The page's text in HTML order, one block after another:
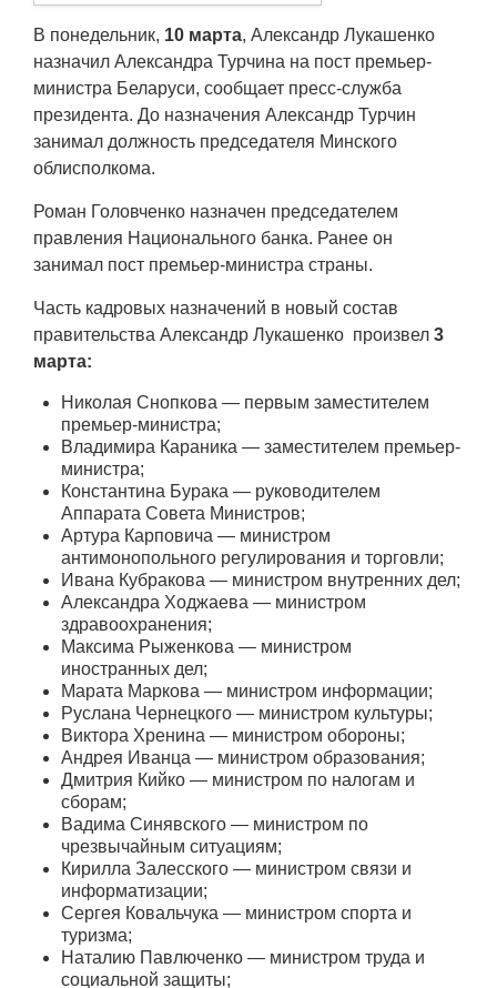
В понедельник, 10 марта, Александр Лукашенко
назначил Александра Турчина на пост премьер-
министра Беларуси, сообщает пресс-служба
президента. До назначения Александр Турчин
занимал должность председателя Минского
облисполкома.
Роман Головченко назначен председателем
правления Национального банка. Ранее он
занимал пост премьер-министра страны.
Часть кадровых назначений в новый состав
правительства Александр Лукашенко произвел 3
марта:
Николая Снопкова — первым заместителем
премьер-министра;
Владимира Караника — заместителем премьер-
министра;
Константина Бурака — руководителем
Аппарата Совета Министров;
Артура Карповича — министром
антимонопольного регулирования и торговли;
Ивана Кубракова — министром внутренних дел;
Александра Ходжаева — министром
здравоохранения;
Максима Рыженкова — министром
иностранных дел;
Марата Маркова — министром информации;
Руслана Чернецкого — министром культуры;
Виктора Хренина — министром обороны;
Андрея Иванца — министром образования;
Дмитрия Кийко — министром по налогам и
сборам;
Вадима Синявского — министром по
чрезвычайным ситуациям;
Кирилла Залесского — министром связи и
информатизации;
Сергея Ковальчука — министром спорта и
туризма;
Наталию Павлюченко — министром труда и
социальной защиты;